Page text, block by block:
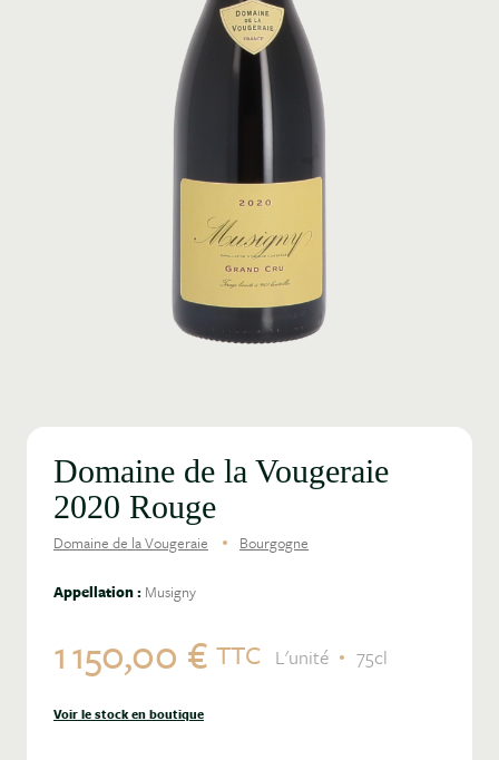
Domaine de la Vougeraie
2020 Rouge
Domaine de la Vougeraie Bourgogne
Appellation : Musigny
1 150,00 € TTC L'unité 75cl
Voir le stock en boutique